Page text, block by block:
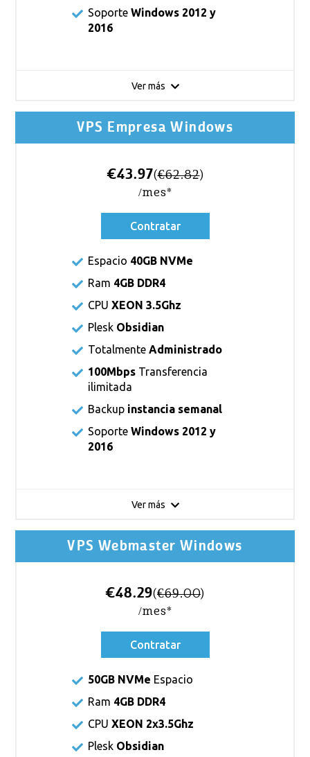
Soporte Windows 2012 y
2016
Ver más
VPS Empresa Windows
€43.97(€62.82)
/mes*
Contratar
Espacio 40GB NVMe
Ram 4GB DDR4
CPU XEON 3.5Ghz
Plesk Obsidian
Totalmente Administrado
100Mbps Transferencia
ilimitada
Backup instancia semanal
Soporte Windows 2012 y
2016
Ver más
VPS Webmaster Windows
€48.29(€69.00)
/mes*
Contratar
50GB NVMe Espacio
Ram 4GB DDR4
CPU XEON 2x3.5Ghz
Plesk Obsidian